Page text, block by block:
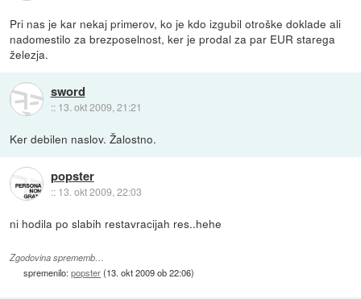
Pri nas je kar nekaj primerov, ko je kdo izgubil otroške doklade ali
nadomestilo za brezposelnost, ker je prodal za par EUR starega
železja.
sword
:: 13. okt 2009, 21:21
Ker debilen naslov. Žalostno.
popster
:: 13. okt 2009, 22:03
ni hodila po slabih restavracijah res..hehe
Zgodovina sprememb…
spremenilo:popster(13. okt 2009 ob 22:06)